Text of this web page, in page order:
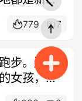
779 7
步。连续
女孩，她